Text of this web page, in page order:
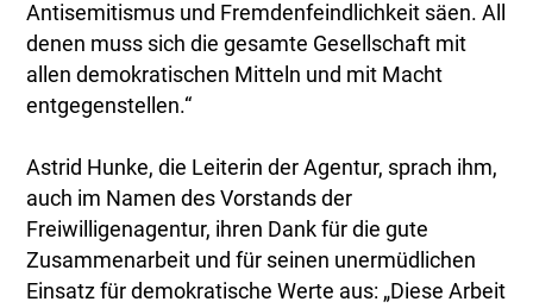
Antisemitismus und Fremdenfeindlichkeit säen. All
denen muss sich die gesamte Gesellschaft mit
allen demokratischen Mitteln und mit Macht
entgegenstellen.“
Astrid Hunke, die Leiterin der Agentur, sprach ihm,
auch im Namen des Vorstands der
Freiwilligenagentur, ihren Dank für die gute
Zusammenarbeit und für seinen unermüdlichen
Einsatz für demokratische Werte aus: „Diese Arbeit